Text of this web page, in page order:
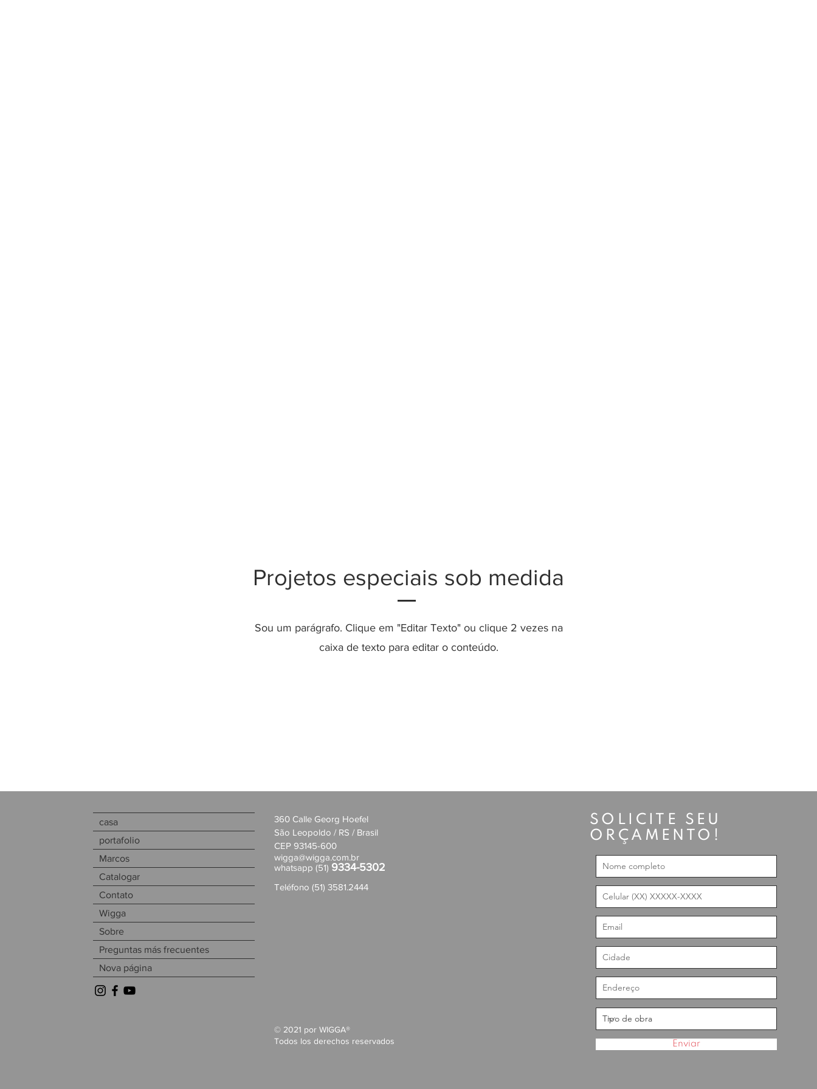
Projetos especiais sob medida
Sou um parágrafo. Clique em "Editar Texto" ou clique 2 vezes na
caixa de texto para editar o conteúdo.
casa
portafolio
Marcos
Catalogar
Contato
Wigga
Sobre
Preguntas más frecuentes
Nova página
360 Calle Georg Hoefel
São Leopoldo / RS / Brasil
CEP 93145-600
wigga@wigga.com.br
whatsapp (51) 9334-5302
Teléfono (51) 3581.2444
© 2021 por WIGGA®
Todos los derechos reservados
SOLICITE SEU
ORÇAMENTO!
Enviar